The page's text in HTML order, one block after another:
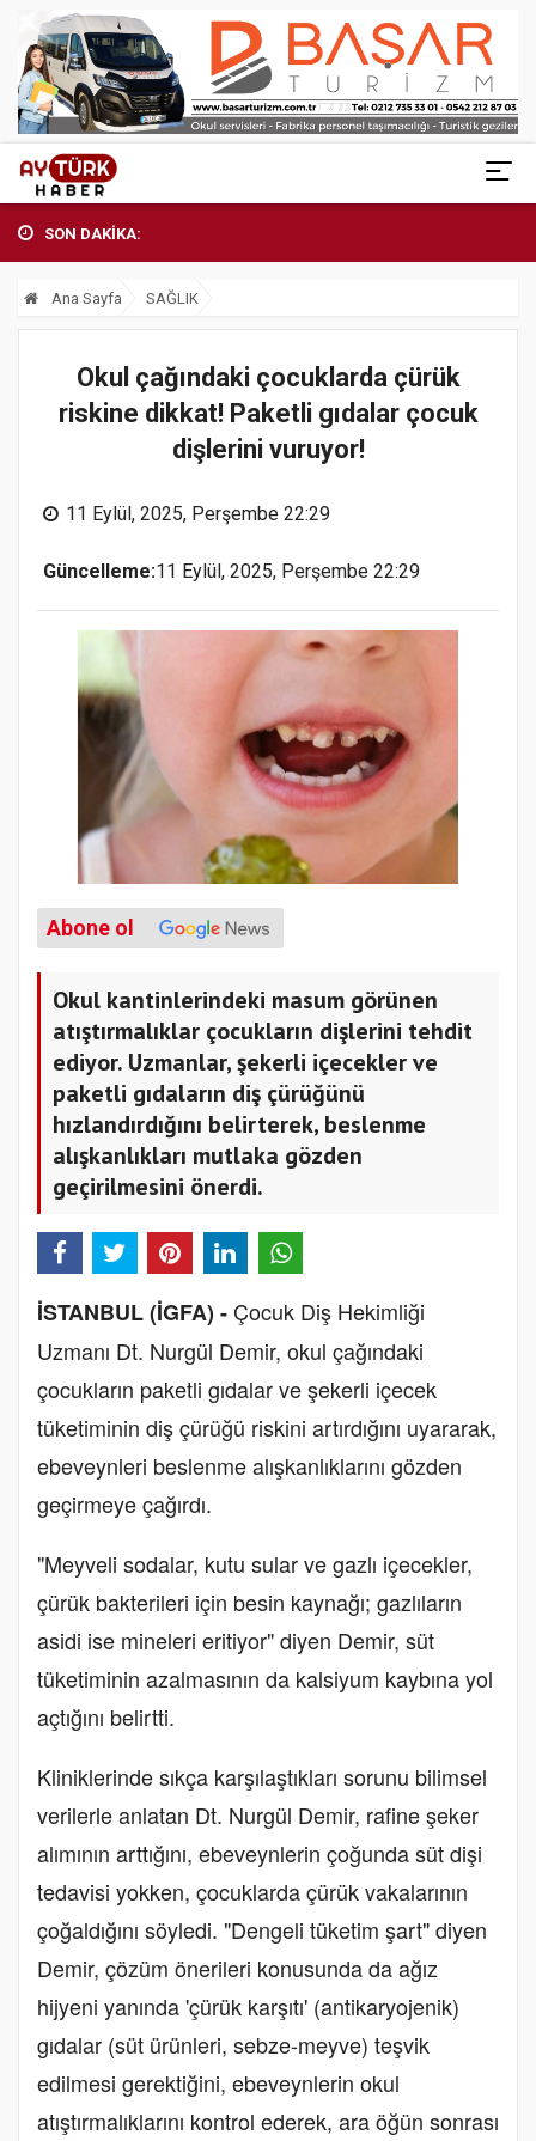
SON DAKİKA:
Ana Sayfa SAĞLIK
Okul çağındaki çocuklarda çürük
riskine dikkat! Paketli gıdalar çocuk
dişlerini vuruyor!
11 Eylül, 2025, Perşembe 22:29
Güncelleme:11 Eylül, 2025, Perşembe 22:29
Abone ol
Okul kantinlerindeki masum görünen
atıştırmalıklar çocukların dişlerini tehdit
ediyor. Uzmanlar, şekerli içecekler ve
paketli gıdaların diş çürüğünü
hızlandırdığını belirterek, beslenme
alışkanlıkları mutlaka gözden
geçirilmesini önerdi.
İSTANBUL (İGFA) - Çocuk Diş Hekimliği
Uzmanı Dt. Nurgül Demir, okul çağındaki
çocukların paketli gıdalar ve şekerli içecek
tüketiminin diş çürüğü riskini artırdığını uyararak,
ebeveynleri beslenme alışkanlıklarını gözden
geçirmeye çağırdı.
"Meyveli sodalar, kutu sular ve gazlı içecekler,
çürük bakterileri için besin kaynağı; gazlıların
asidi ise mineleri eritiyor" diyen Demir, süt
tüketiminin azalmasının da kalsiyum kaybına yol
açtığını belirtti.
Kliniklerinde sıkça karşılaştıkları sorunu bilimsel
verilerle anlatan Dt. Nurgül Demir, rafine şeker
alımının arttığını, ebeveynlerin çoğunda süt dişi
tedavisi yokken, çocuklarda çürük vakalarının
çoğaldığını söyledi. "Dengeli tüketim şart" diyen
Demir, çözüm önerileri konusunda da ağız
hijyeni yanında 'çürük karşıtı' (antikaryojenik)
gıdalar (süt ürünleri, sebze-meyve) teşvik
edilmesi gerektiğini, ebeveynlerin okul
atıştırmalıklarını kontrol ederek, ara öğün sonrası